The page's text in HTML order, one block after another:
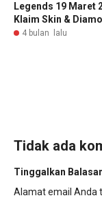
Legends 19 Maret
Klaim Skin &
4 bulan lalu
Tidak ada
Tinggalkan
Alamat email Anda